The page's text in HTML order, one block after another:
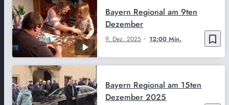
bookmark_border
9. Dez. 2025 12:00 Min.
Bayern Regional am 9ten
Dezember
Bayern Regional am 15ten
Dezember 2025